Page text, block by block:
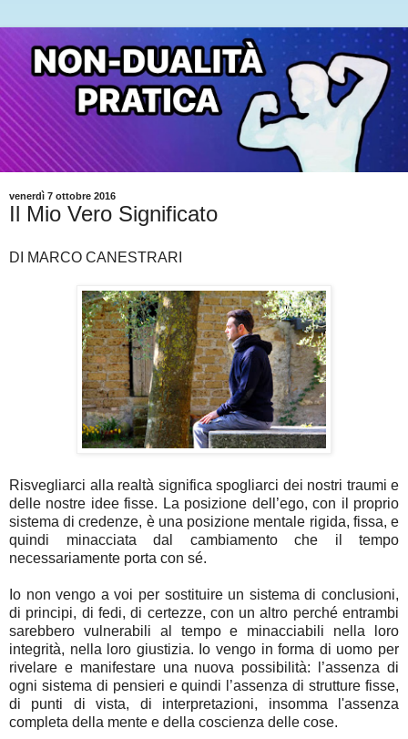
venerdì 7 ottobre 2016
Il Mio Vero Significato
DI MARCO CANESTRARI
Risvegliarci alla realtà significa spogliarci dei nostri traumi e
delle nostre idee fisse. La posizione dell’ego, con il proprio
sistema di credenze, è una posizione mentale rigida, fissa, e
quindi minacciata dal cambiamento che il tempo
necessariamente porta con sé.
Io non vengo a voi per sostituire un sistema di conclusioni,
di principi, di fedi, di certezze, con un altro perché entrambi
sarebbero vulnerabili al tempo e minacciabili nella loro
integrità, nella loro giustizia. Io vengo in forma di uomo per
rivelare e manifestare una nuova possibilità: l’assenza di
ogni sistema di pensieri e quindi l’assenza di strutture fisse,
di punti di vista, di interpretazioni, insomma l'assenza
completa della mente e della coscienza delle cose.